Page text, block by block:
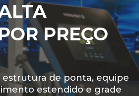
PREÇO
de ponta, equipe
estendido e grade
as desculpas para não
alunos a transformar
O
SAÚDE E